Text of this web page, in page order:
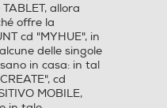
allora
offre la
cd "MYHUE", in
delle singole
in casa: in tal
cd
MOBILE,